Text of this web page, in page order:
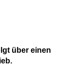
über einen